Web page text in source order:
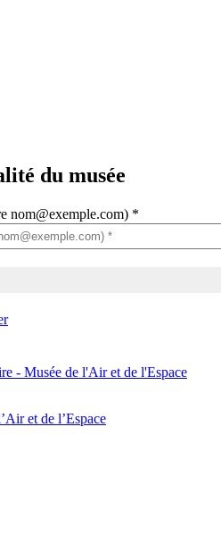
du musée
nom@exemple.com) *
et de l’Espace